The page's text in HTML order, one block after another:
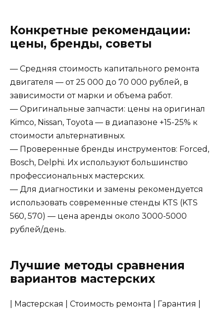
Конкретные рекомендации:
цены, бренды, советы
— Средняя стоимость капитального ремонта
двигателя — от 25 000 до 70 000 рублей, в
зависимости от марки и объема работ.
— Оригинальные запчасти: цены на оригинал
Kimco, Nissan, Toyota — в диапазоне +15-25% к
стоимости альтернативных.
— Проверенные бренды инструментов: Forced,
Bosch, Delphi. Их используют большинство
профессиональных мастерских.
— Для диагностики и замены рекомендуется
использовать современные стенды KTS (KTS
560, 570) — цена аренды около 3000-5000
рублей/день.
Лучшие методы сравнения
вариантов мастерских
| Мастерская | Стоимость ремонта | Гарантия |